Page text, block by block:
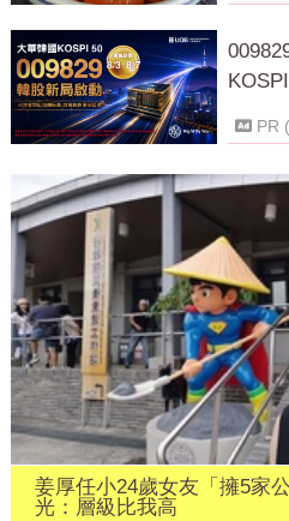
PR
姜厚任小24歲女友「擁5家
光：層級比我高